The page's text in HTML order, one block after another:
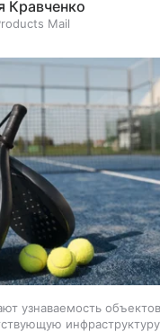
Кравченко
Mail
узнаваемость
инфраструктуру